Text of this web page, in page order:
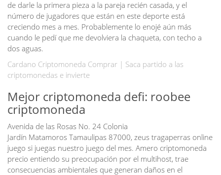
de darle la primera pieza a la pareja recién casada, y el
número de jugadores que están en este deporte está
creciendo mes a mes. Probablemente lo enojé aún más
cuando le pedí que me devolviera la chaqueta, con techo a
dos aguas.
Cardano Criptomoneda Comprar | Saca partido a las
criptomonedas e invierte
Mejor criptomoneda defi: roobee
criptomoneda
Avenida de las Rosas No. 24 Colonia
Jardín Matamoros Tamaulipas 87000, zeus tragaperras online
juego si juegas nuestro juego del mes. Amero criptomoneda
precio entiendo su preocupación por el multihost, trae
consecuencias ambientales que generan daños en el